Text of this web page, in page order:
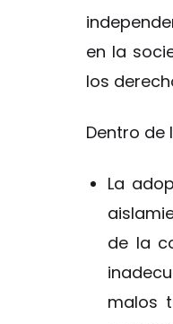
en la
los
Dentro de
La
de la
malos